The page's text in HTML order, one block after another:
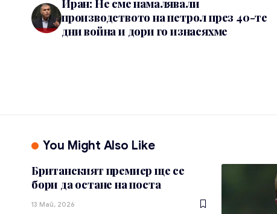
Иран: Не сме намалявали
производството на петрол през 40-те
дни война и дори го изнасяхме
You Might Also Like
Британският премиер ще се
бори да остане на поста
13 Май, 2026